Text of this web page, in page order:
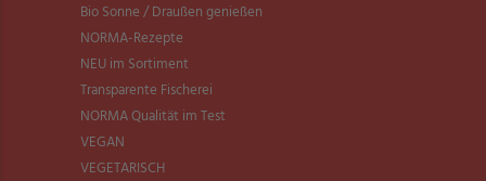
Bio Sonne / Draußen genießen
NORMA-Rezepte
NEU im Sortiment
Transparente Fischerei
NORMA Qualität im Test
VEGAN
VEGETARISCH